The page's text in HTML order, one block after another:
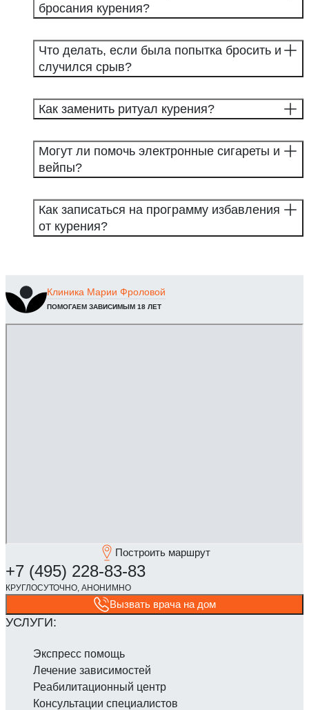
бросания курения?
Что делать, если была попытка бросить и
случился срыв?
Как заменить ритуал курения?
Могут ли помочь электронные сигареты и
вейпы?
Как записаться на программу избавления
от курения?
Клиника Марии Фроловой
ПОМОГАЕМ ЗАВИСИМЫМ 18 ЛЕТ
Построить маршрут
Вызвать врача на дом
Экспресс помощь
Лечение зависимостей
Реабилитаци­онный центр
Консультации специалистов